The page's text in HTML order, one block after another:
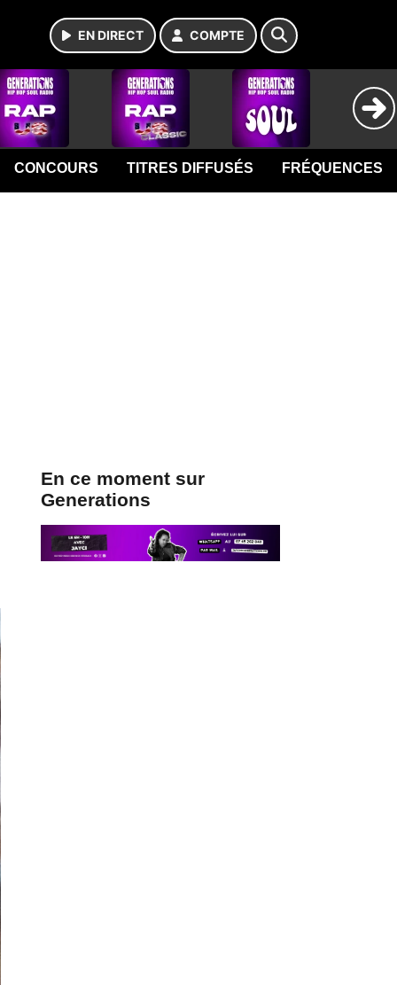
EN DIRECT COMPTE
CONCOURS TITRES DIFFUSÉS FRÉQUENCES
En ce moment sur
Generations